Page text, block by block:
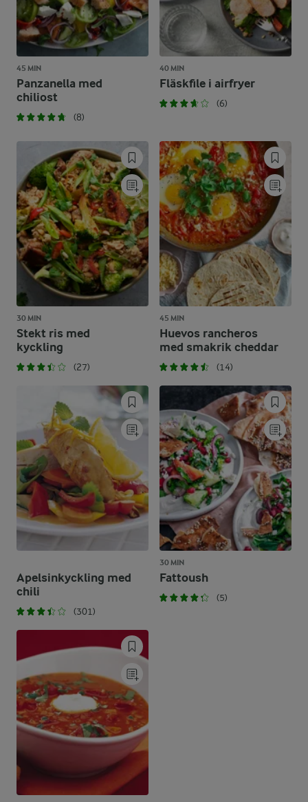
45 MIN
Panzanella med
chiliost
(8)
40 MIN
Fläskfile i airfryer
(6)
30 MIN
Stekt ris med
kyckling
(27)
45 MIN
Huevos rancheros
med smakrik cheddar
(14)
Apelsinkyckling med
chili
(301)
30 MIN
Fattoush
(5)